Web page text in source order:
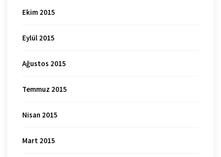
Ekim 2015
Eylül 2015
Ağustos 2015
Temmuz 2015
Nisan 2015
Mart 2015